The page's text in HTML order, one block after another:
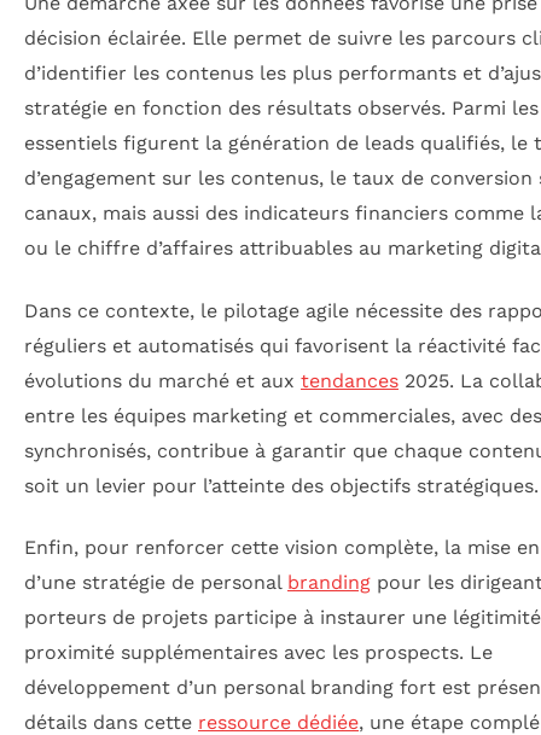
décision éclairée. Elle permet de suivre les parcours
d’identifier les contenus les plus performants et
stratégie en fonction des résultats observés. Parmi les
essentiels figurent la génération de leads qualifiés, le
d’engagement sur les contenus, le taux de conversion
canaux, mais aussi des indicateurs financiers comme
ou le chiffre d’affaires attribuables au marketing
Dans ce contexte, le pilotage agile nécessite des
réguliers et automatisés qui favorisent la réactivité
évolutions du marché et aux tendances 2025. La
entre les équipes marketing et commerciales, avec
synchronisés, contribue à garantir que chaque
soit un levier pour l’atteinte des objectifs stratégiques.
Enfin, pour renforcer cette vision complète, la mise
d’une stratégie de personal branding pour les
porteurs de projets participe à instaurer une
proximité supplémentaires avec les prospects. Le
développement d’un personal branding fort est
détails dans cette ressource dédiée, une étape